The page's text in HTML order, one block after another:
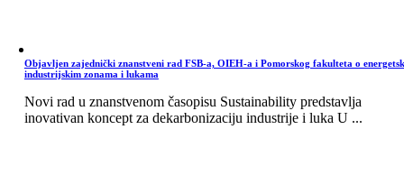
Objavljen zajednički znanstveni rad FSB-a, OIEH-a i Pomorskog fakulteta o
industrijskim zonama i lukama
Novi rad u znanstvenom časopisu Sustainability predstavlja
inovativan koncept za dekarbonizaciju industrije i luka U ...